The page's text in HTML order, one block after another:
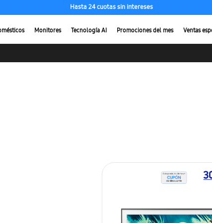
Hasta 24 cuotas sin intereses
Monitores Tecnología AI Promociones del mes Ventas